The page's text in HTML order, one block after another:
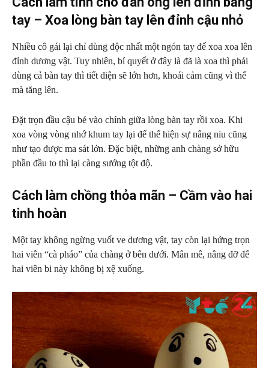
tay – Xoa lòng bàn tay lên đỉnh cậu nhỏ
Nhiều cô gái lại chỉ dùng độc nhất một ngón tay để xoa xoa lên
đỉnh dương vật. Tuy nhiên, bí quyết ở đây là đã là xoa thì phải
dùng cả bàn tay thì tiết diện sẽ lớn hơn, khoái cảm cũng vì thế
mà tăng lên.
Đặt trọn đầu cậu bé vào chính giữa lòng bàn tay rồi xoa. Khi
xoa vòng vòng nhớ khum tay lại để thể hiện sự nâng niu cũng
như tạo được ma sát lớn. Đặc biệt, những anh chàng sở hữu
phần đầu to thì lại càng sướng tột độ.
Cách làm chồng thỏa mãn – Cầm vào hai
tinh hoàn
Một tay không ngừng vuốt ve dương vật, tay còn lại hứng trọn
hai viên “cà pháo” của chàng ở bên dưới. Mân mê, nâng đỡ để
hai viên bi này không bị xệ xuống.